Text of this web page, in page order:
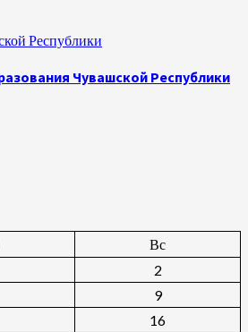
Республики
Чувашской Республики
Вс
2
9
16